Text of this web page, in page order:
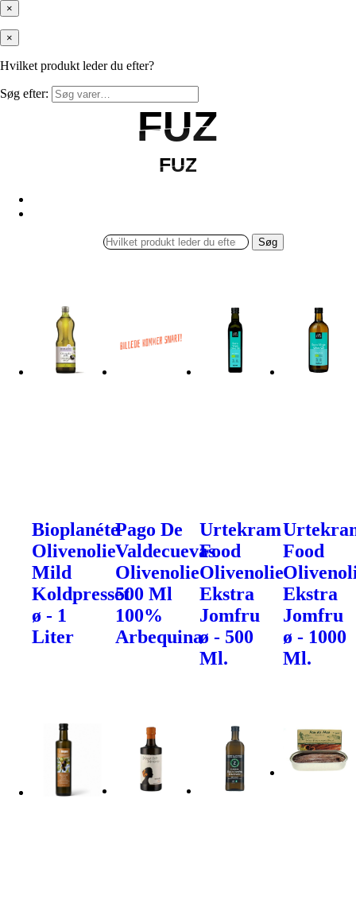
×
×
Hvilket produkt leder du efter?
Søg efter:
FUZ
FUZ
FUZ
FUZ
Søg
Bioplanéte
Olivenolie
Mild
Koldpresset
ø - 1
Liter
Pago De
Valdecuevas
Olivenolie
500 Ml
100%
Arbequina
Urtekram
Food
Olivenolie
Ekstra
Jomfru
ø - 500
Ml.
Food
Ekstra
Jomfru
ø - 1000
Ml.